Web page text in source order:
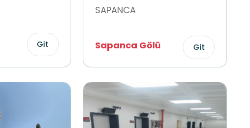
Git
SAPANCA
Sapanca Gölü Git